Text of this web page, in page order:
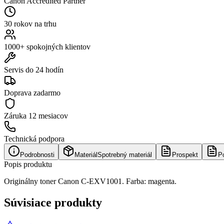
30 rokov na trhu
1000+ spokojných klientov
Servis do 24 hodín
Doprava zadarmo
Záruka 12 mesiacov
Technická podpora
Podrobnosti Materiál Spotrebný materiál Prospekt
Popis produktu
Originálny toner Canon C-EXV1001. Farba: magenta.
Súvisiace produkty